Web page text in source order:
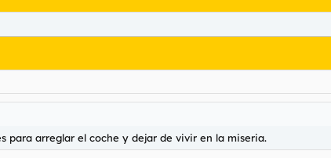
para arreglar el coche y dejar de vivir en la miseria.